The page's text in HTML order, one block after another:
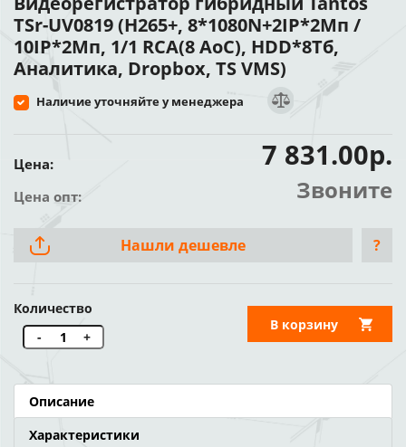
TSr-UV0819 (H265+, 8*1080N+2IP*2Мп /
10IP*2Мп, 1/1 RCA(8 AoC), HDD*8Тб,
Аналитика, Dropbox, TS VMS)
Наличие уточняйте у менеджера
Цена: 7 831.00р.
Цена опт: Звоните
Нашли дешевле ?
Количество
-
+
В корзину
Описание
Характеристики